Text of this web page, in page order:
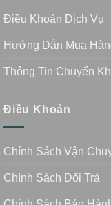
Điều Khoản Dịch Vụ
Hướng Dẫn Mua
Thông Tin Chuyển
Điều Khoản
Chính Sách Vận
Chính Sách Đổi Trả